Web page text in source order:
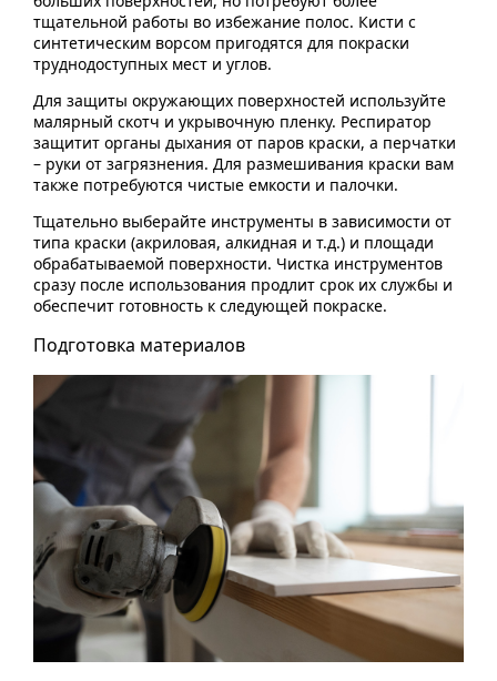
тщательной работы во избежание полос. Кисти с
синтетическим ворсом пригодятся для покраски
труднодоступных мест и углов.
Для защиты окружающих поверхностей используйте
малярный скотч и укрывочную пленку. Респиратор
защитит органы дыхания от паров краски, а перчатки
– руки от загрязнения. Для размешивания краски вам
также потребуются чистые емкости и палочки.
Тщательно выберайте инструменты в зависимости от
типа краски (акриловая, алкидная и т.д.) и площади
обрабатываемой поверхности. Чистка инструментов
сразу после использования продлит срок их службы и
обеспечит готовность к следующей покраске.
Подготовка материалов